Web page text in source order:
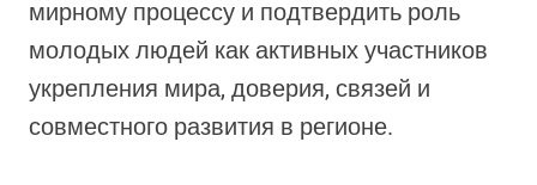
мирному процессу и подтвердить роль
молодых людей как активных участников
укрепления мира, доверия, связей и
совместного развития в регионе.